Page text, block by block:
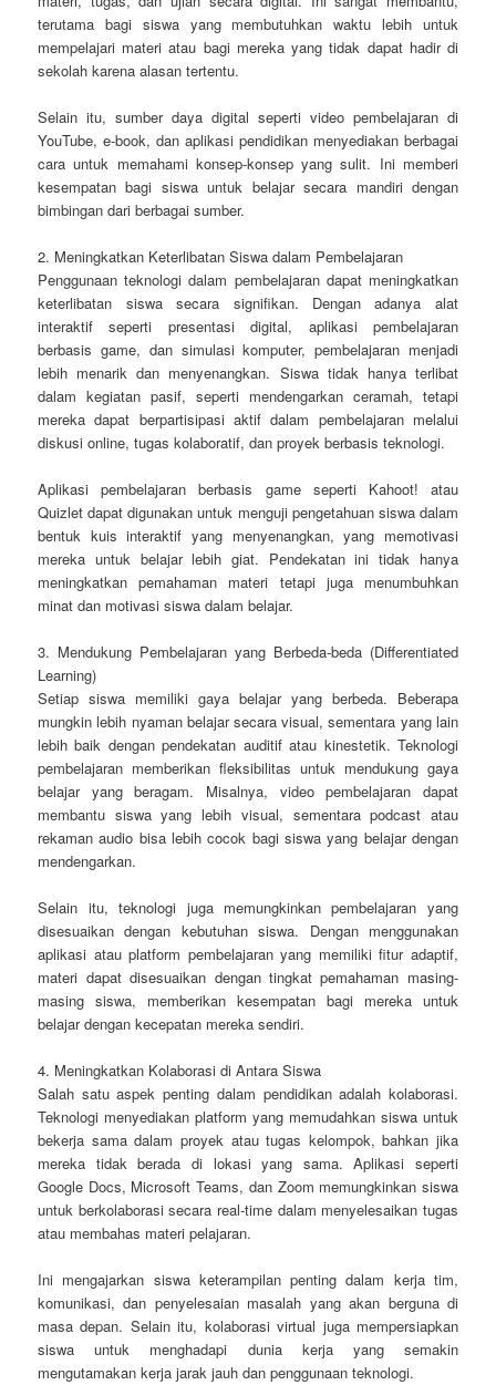
terutama bagi siswa yang membutuhkan waktu lebih untuk
mempelajari materi atau bagi mereka yang tidak dapat hadir di
sekolah karena alasan tertentu.
Selain itu, sumber daya digital seperti video pembelajaran di
YouTube, e-book, dan aplikasi pendidikan menyediakan berbagai
cara untuk memahami konsep-konsep yang sulit. Ini memberi
kesempatan bagi siswa untuk belajar secara mandiri dengan
bimbingan dari berbagai sumber.
2. Meningkatkan Keterlibatan Siswa dalam Pembelajaran
Penggunaan teknologi dalam pembelajaran dapat meningkatkan
keterlibatan siswa secara signifikan. Dengan adanya alat
interaktif seperti presentasi digital, aplikasi pembelajaran
berbasis game, dan simulasi komputer, pembelajaran menjadi
lebih menarik dan menyenangkan. Siswa tidak hanya terlibat
dalam kegiatan pasif, seperti mendengarkan ceramah, tetapi
mereka dapat berpartisipasi aktif dalam pembelajaran melalui
diskusi online, tugas kolaboratif, dan proyek berbasis teknologi.
Aplikasi pembelajaran berbasis game seperti Kahoot! atau
Quizlet dapat digunakan untuk menguji pengetahuan siswa dalam
bentuk kuis interaktif yang menyenangkan, yang memotivasi
mereka untuk belajar lebih giat. Pendekatan ini tidak hanya
meningkatkan pemahaman materi tetapi juga menumbuhkan
minat dan motivasi siswa dalam belajar.
3. Mendukung Pembelajaran yang Berbeda-beda (Differentiated
Learning)
Setiap siswa memiliki gaya belajar yang berbeda. Beberapa
mungkin lebih nyaman belajar secara visual, sementara yang lain
lebih baik dengan pendekatan auditif atau kinestetik. Teknologi
pembelajaran memberikan fleksibilitas untuk mendukung gaya
belajar yang beragam. Misalnya, video pembelajaran dapat
membantu siswa yang lebih visual, sementara podcast atau
rekaman audio bisa lebih cocok bagi siswa yang belajar dengan
mendengarkan.
Selain itu, teknologi juga memungkinkan pembelajaran yang
disesuaikan dengan kebutuhan siswa. Dengan menggunakan
aplikasi atau platform pembelajaran yang memiliki fitur adaptif,
materi dapat disesuaikan dengan tingkat pemahaman masing-
masing siswa, memberikan kesempatan bagi mereka untuk
belajar dengan kecepatan mereka sendiri.
4. Meningkatkan Kolaborasi di Antara Siswa
Salah satu aspek penting dalam pendidikan adalah kolaborasi.
Teknologi menyediakan platform yang memudahkan siswa untuk
bekerja sama dalam proyek atau tugas kelompok, bahkan jika
mereka tidak berada di lokasi yang sama. Aplikasi seperti
Google Docs, Microsoft Teams, dan Zoom memungkinkan siswa
untuk berkolaborasi secara real-time dalam menyelesaikan tugas
atau membahas materi pelajaran.
Ini mengajarkan siswa keterampilan penting dalam kerja tim,
komunikasi, dan penyelesaian masalah yang akan berguna di
masa depan. Selain itu, kolaborasi virtual juga mempersiapkan
siswa untuk menghadapi dunia kerja yang semakin
mengutamakan kerja jarak jauh dan penggunaan teknologi.